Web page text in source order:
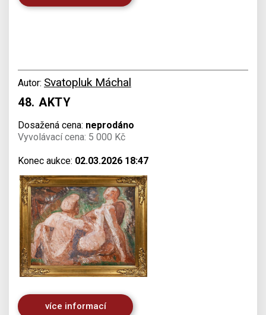
Autor: Svatopluk Máchal
48. AKTY
Dosažená cena: neprodáno
Vyvolávací cena: 5 000 Kč
Konec aukce: 02.03.2026 18:47
více informací